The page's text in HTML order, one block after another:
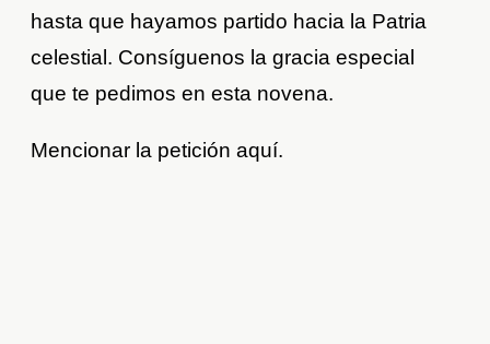
hasta que hayamos partido hacia la Patria
celestial. Consíguenos la gracia especial
que te pedimos en esta novena.
Mencionar la petición aquí.